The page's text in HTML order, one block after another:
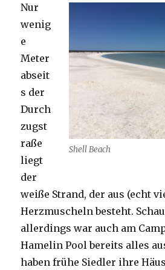
Shell Beach
Nur
wenig
e
Meter
abseit
s der
Durch
zugst
raße
liegt
der
weiße Strand, der aus (echt
Herzmuscheln besteht.
allerdings war auch am
Hamelin Pool bereits alles
haben frühe Siedler ihre